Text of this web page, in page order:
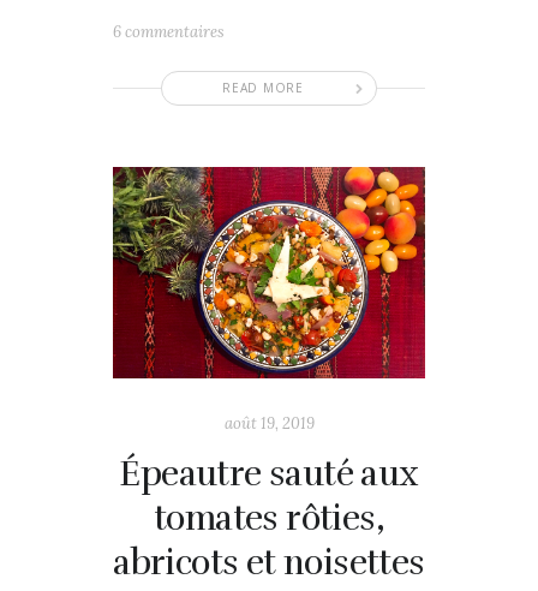
READ MORE
6 commentaires
août 19, 2019
Épeautre sauté aux
tomates rôties,
abricots et noisettes